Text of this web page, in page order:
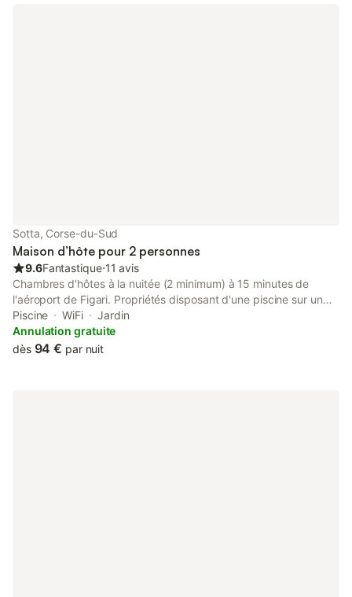
Sotta, Corse-du-Sud
Maison d’hôte pour 2 personnes
9.6Fantastique⋅11 avis
Chambres d'hôtes à la nuitée (2 minimum) à 15 minutes de
l'aéroport de Figari. Propriétés disposant d'une piscine sur un
terrain fleuri et arboré de 1200 m2 Sa situation privilégiée vous
permet de vous évader en 20 minutes.... le calme de la
campagne à proximité des plus beaux sites de la Corse du
Piscine WiFi
Jardin
Annulation gratuite
dès 94 € par nuit